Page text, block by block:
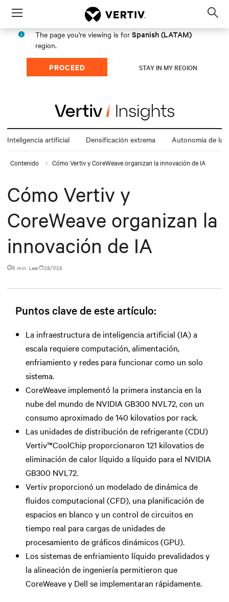
Menu
The page you're viewing is for Spanish (LATAM)
region.
PROCEED STAY IN MY REGION
Inteligencia artificial Densificación extrema Autonomía de la
Contenido Cómo Vertiv y CoreWeave organizan la innovación de IA
Cómo Vertiv y
CoreWeave organizan la
innovación de IA
5 min. Leer 28/7/26
Puntos clave de este artículo:
La infraestructura de inteligencia artificial (IA) a
escala requiere computación, alimentación,
enfriamiento y redes para funcionar como un solo
sistema.
CoreWeave implementó la primera instancia en la
nube del mundo de NVIDIA GB300 NVL72, con un
consumo aproximado de 140 kilovatios por rack.
Las unidades de distribución de refrigerante (CDU)
Vertiv™CoolChip proporcionaron 121 kilovatios de
eliminación de calor líquido a líquido para el NVIDIA
GB300 NVL72.
Vertiv proporcionó un modelado de dinámica de
fluidos computacional (CFD), una planificación de
espacios en blanco y un control de circuitos en
tiempo real para cargas de unidades de
procesamiento de gráficos dinámicos (GPU).
Los sistemas de enfriamiento líquido prevalidados y
la alineación de ingeniería permitieron que
CoreWeave y Dell se implementaran rápidamente.